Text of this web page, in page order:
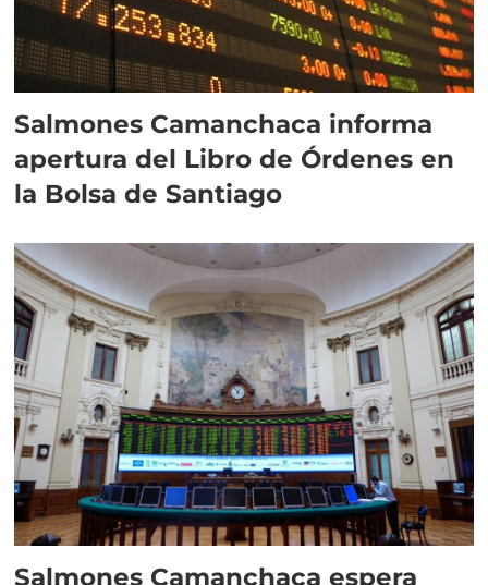
Salmones Camanchaca informa
apertura del Libro de Órdenes en
la Bolsa de Santiago
Salmones Camanchaca espera